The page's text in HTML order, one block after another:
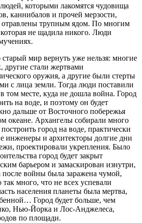
которыми лакомятся чудовища
каннибалов и прочей мерзости,
отравлены трупным ядом. По многим
не щадила никого. Люди
мир вернуть уже нельзя: многие
другие стали жертвами
оружия, а другие были стерты
с лица земли. Тогда люди поставили
том месте, куда не дошла война. Город
на воде, и поэтому он будет
дальше от Восточного побережья
океане. Архангелы собирали много
город на воде, практически
инженеры и архитекторы долгие дни
проектировали укрепления. Было
город будет закрыт
барьером и замаскирован изнутри,
после войны была заражена чумой,
много, что не всех успевали
населения планеты была мертва,
Город будет больше, чем
Нью-Йорка и Лос-Анджелеса,
по площади.